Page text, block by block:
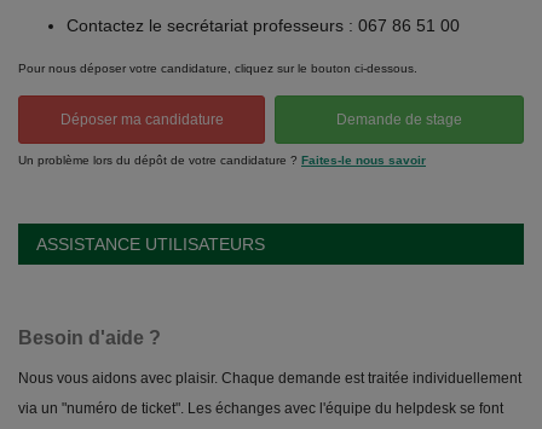
Contactez le secrétariat professeurs : 067 86 51 00
Pour nous déposer votre candidature, cliquez sur le bouton ci-dessous.
Déposer ma candidature Demande de stage
Un problème lors du dépôt de votre candidature ? Faites-le nous savoir
ASSISTANCE UTILISATEURS
Besoin d'aide ?
Nous vous aidons avec plaisir. Chaque demande est traitée individuellement
via un "numéro de ticket". Les échanges avec l'équipe du helpdesk se font